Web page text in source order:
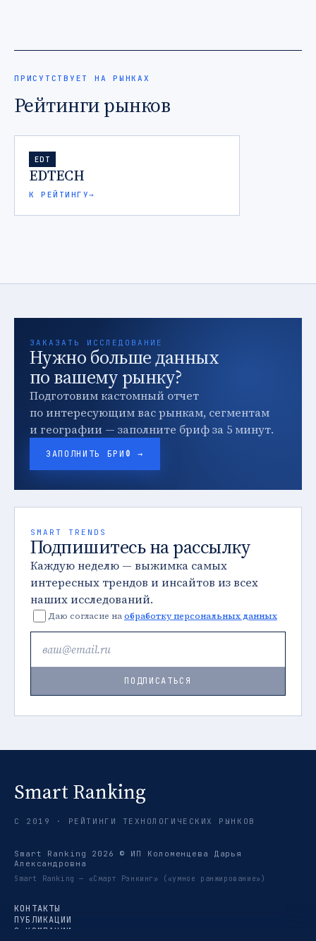
ПРИСУТСТВУЕТ НА РЫНКАХ
Рейтинги рынков
EDT
EDTECH
К РЕЙТИНГУ→
ЗАКАЗАТЬ ИССЛЕДОВАНИЕ
Нужно больше данных
по вашему рынку?
Подготовим кастомный отчет
по интересующим вас рынкам, сегментам
и географии — заполните бриф за 5 минут.
ЗАПОЛНИТЬ БРИФ →
SMART TRENDS
Подпишитесь на рассылку
Каждую неделю — выжимка самых
интересных трендов и инсайтов из всех
наших исследований.
Даю согласие наобработку персональных данных
ПОДПИСАТЬСЯ
Smart Ranking
С 2019 · РЕЙТИНГИ ТЕХНОЛОГИЧЕСКИХ РЫНКОВ
Smart Ranking 2026 © ИП Коломенцева Дарья
Александровна
Smart Ranking — «Смарт Рэнкинг» («умное ранжирование»)
КОНТАКТЫ
ПУБЛИКАЦИИ
О КОМПАНИИ